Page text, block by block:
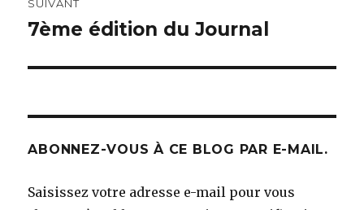
SUIVANT
Article
7ème édition du Journal
ABONNEZ-VOUS À CE BLOG PAR E-MAIL.
Saisissez votre adresse e-mail pour vous